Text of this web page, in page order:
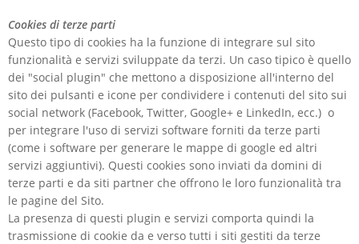
Cookies di terze parti
Questo tipo di cookies ha la funzione di integrare sul sito
funzionalità e servizi sviluppate da terzi. Un caso tipico è quello
dei "social plugin" che mettono a disposizione all'interno del
sito dei pulsanti e icone per condividere i contenuti del sito sui
social network (Facebook, Twitter, Google+ e LinkedIn, ecc.) o
per integrare l'uso di servizi software forniti da terze parti
(come i software per generare le mappe di google ed altri
servizi aggiuntivi). Questi cookies sono inviati da domini di
terze parti e da siti partner che offrono le loro funzionalità tra
le pagine del Sito.
La presenza di questi plugin e servizi comporta quindi la
trasmissione di cookie da e verso tutti i siti gestiti da terze